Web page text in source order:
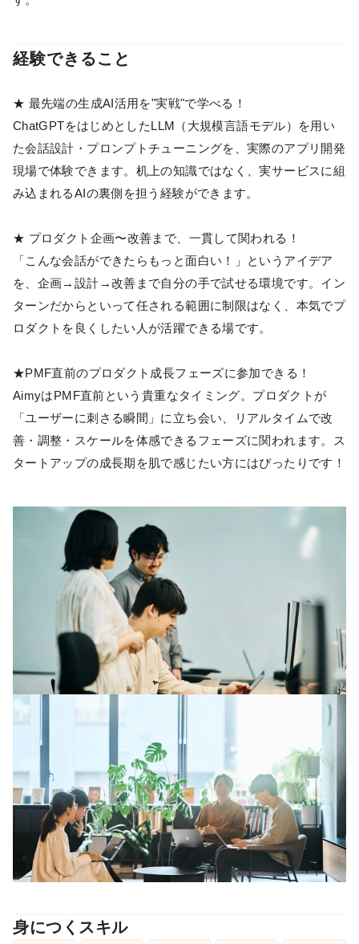
経験できること
★ 最先端の生成AI活用を"実戦"で学べる！
ChatGPTをはじめとしたLLM（大規模言語モデル）を用い
た会話設計・プロンプトチューニングを、実際のアプリ開発
現場で体験できます。机上の知識ではなく、実サービスに組
み込まれるAIの裏側を担う経験ができます。
★ プロダクト企画〜改善まで、一貫して関われる！
「こんな会話ができたらもっと面白い！」というアイデア
を、企画→設計→改善まで自分の手で試せる環境です。イン
ターンだからといって任される範囲に制限はなく、本気でプ
ロダクトを良くしたい人が活躍できる場です。
★PMF直前のプロダクト成長フェーズに参加できる！
AimyはPMF直前という貴重なタイミング。プロダクトが
「ユーザーに刺さる瞬間」に立ち会い、リアルタイムで改
善・調整・スケールを体感できるフェーズに関われます。ス
タートアップの成長期を肌で感じたい方にはぴったりです！
身につくスキル